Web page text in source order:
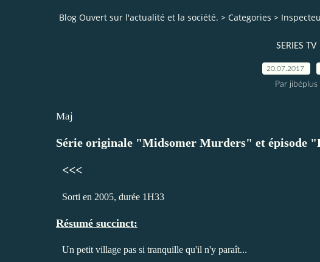
Blog Ouvert sur l'actualité et la société. > Categories >
SERIES TV
20.07.2017
Par jibéplus
Maj
Série originale "Midsomer Murders" et épisode
<<<
Sorti en 2005, durée 1H33
Résumé succinct:
Un petit village pas si tranquille qu'il n'y paraît...